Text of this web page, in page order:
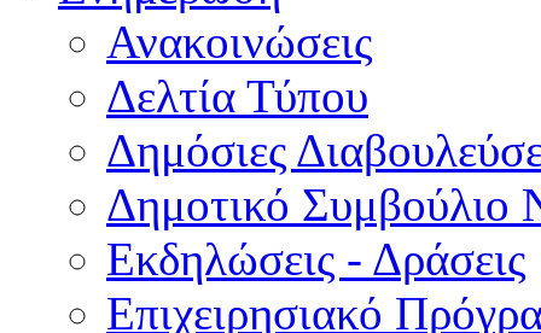
Ανακοινώσεις
Δελτία Τύπου
Δημόσιες
Δημοτικό Συμβούλιο
Εκδηλώσεις - Δράσεις
Επιχειρησιακό